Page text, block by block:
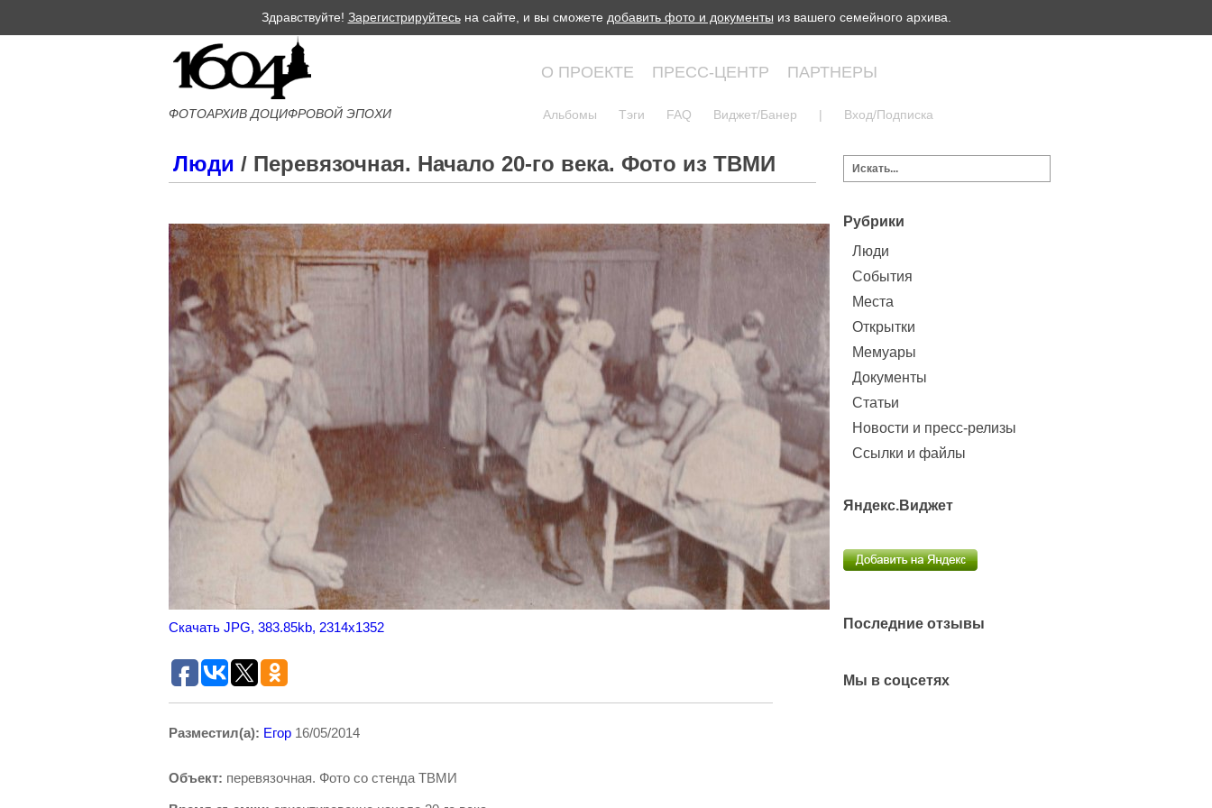
Здравствуйте! Зарегистрируйтесьна сайте, и вы сможете добавить фото и документы из вашего семейного архива.
ФОТОАРХИВ ДОЦИФРОВОЙ ЭПОХИ
О ПРОЕКТЕ ПРЕСС-ЦЕНТР ПАРТНЕРЫ
Альбомы Тэги FAQ Виджет/Банер | Вход/Подписка
Люди / Перевязочная. Начало 20-го века. Фото из ТВМИ
Скачать JPG, 383.85kb, 2314x1352
Разместил(а): Егор 16/05/2014
Объект: перевязочная. Фото со стенда ТВМИ
Рубрики
Люди
События
Места
Открытки
Мемуары
Документы
Статьи
Новости и пресс-релизы
Ссылки и файлы
Яндекс.Виджет
Последние отзывы
Мы в соцсетях